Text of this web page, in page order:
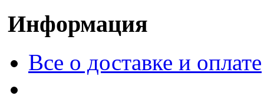
Информация
Все о доставке и оплате